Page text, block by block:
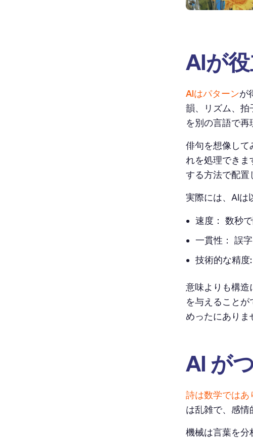
AIが
AIはパターンが
韻、リズム、拍
を別の言語で再
俳句を想像して
れを処理でき
する方法で配置
実際には、AIは
速度：
数秒
一貫性：
誤
技術的な精度:
意味よりも構造
を与えること
めったにありま
AI が
詩は数学ではあ
は乱雑で、感情
機械は言葉を分